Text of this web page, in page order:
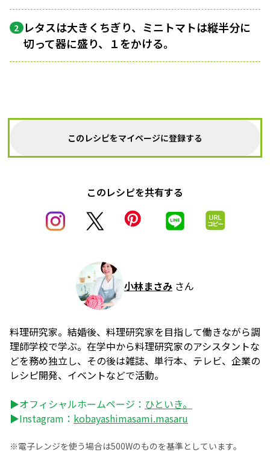
2 レタスは大きくちぎり、ミニトマトは縦半分に
切って器に盛り、１をかける。
このレシピをマイページに登録する
このレシピを共有する
小林まさみ さん
料理研究家。結婚後、料理研究家を目指して働きながら調
理師学校で学ぶ。在学中から料理研究家のアシスタントな
どを務め独立し、その後は雑誌、単行本、テレビ、企業の
レシピ開発、イベントなどで活動。
▶オフィシャルホームページ： ひといき。
▶Instagram： kobayashimasami.masaru
※電子レンジを使う場合は500Wのものを基準としています。